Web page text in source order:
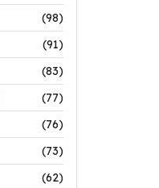
(98)
(91)
(83)
(77)
(76)
(73)
(62)